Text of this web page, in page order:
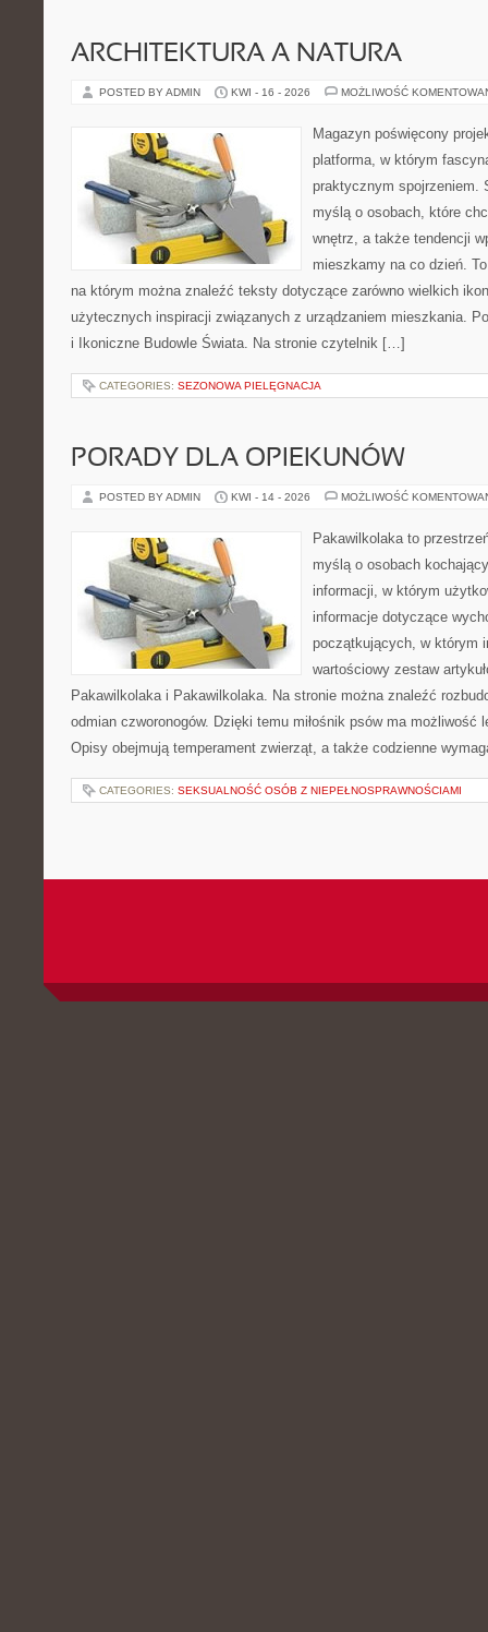
ARCHITEKTURA A NATURA
POSTED BY ADMIN KWI - 16 - 2026 MOŻLIWOŚĆ
Magazyn poświęcony
platforma, w którym
praktycznym spojrzeniem.
myślą o osobach, które
wnętrz, a także tendencji
mieszkamy na co dzień.
na którym można znaleźć teksty dotyczące zarówno wielkich
użytecznych inspiracji związanych z urządzaniem mieszkania.
i Ikoniczne Budowle Świata. Na stronie czytelnik […]
CATEGORIES: SEZONOWA PIELĘGNACJA
PORADY DLA OPIEKUNÓW
POSTED BY ADMIN KWI - 14 - 2026 MOŻLIWOŚĆ
Pakawilkolaka to
myślą o osobach
informacji, w którym
informacje dotyczące
początkujących, w którym
wartościowy zestaw
Pakawilkolaka i Pakawilkolaka. Na stronie można znaleźć
odmian czworonogów. Dzięki temu miłośnik psów ma możliwość
Opisy obejmują temperament zwierząt, a także codzienne
CATEGORIES: SEKSUALNOŚĆ OSÓB Z NIEPEŁNOSPRAWNOŚCIAMI